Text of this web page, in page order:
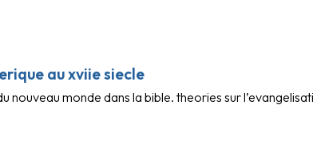
au xviie siecle
nouveau monde dans la bible. theories sur